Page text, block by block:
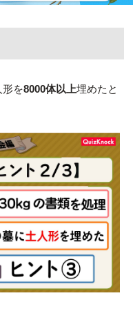
形を8000体以上埋めたと